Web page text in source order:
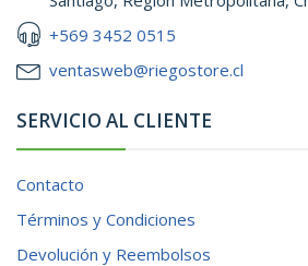
+569 3452 0515
ventasweb@riegostore.cl
SERVICIO AL CLIENTE
Contacto
Términos y Condiciones
Devolución y Reembolsos